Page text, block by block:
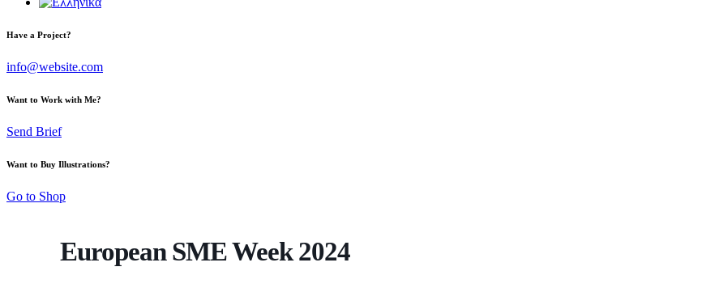
facebook-
linkedin
twitter-
Have a Project?
info@website.com
Want to Work with Me?
Send Brief
Want to Buy Illustrations?
Go to Shop
European SME Week 2024